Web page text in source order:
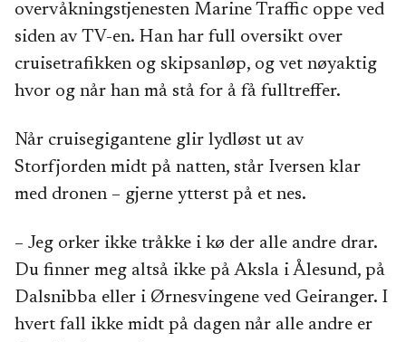
overvåkningstjenesten Marine Traffic oppe ved
siden av TV-en. Han har full oversikt over
cruisetrafikken og skipsanløp, og vet nøyaktig
hvor og når han må stå for å få fulltreffer.
Når cruisegigantene glir lydløst ut av
Storfjorden midt på natten, står Iversen klar
med dronen – gjerne ytterst på et nes.
– Jeg orker ikke tråkke i kø der alle andre drar.
Du finner meg altså ikke på Aksla i Ålesund, på
Dalsnibba eller i Ørnesvingene ved Geiranger. I
hvert fall ikke midt på dagen når alle andre er